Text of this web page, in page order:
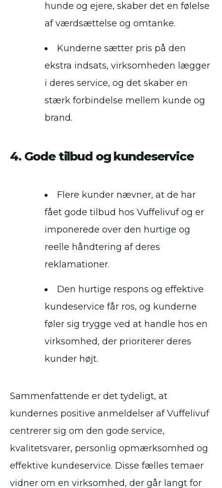
hunde og ejere, skaber det en følelse
af værdsættelse og omtanke.
Kunderne sætter pris på den
ekstra indsats, virksomheden lægger
i deres service, og det skaber en
stærk forbindelse mellem kunde og
brand.
4. Gode tilbud og kundeservice
Flere kunder nævner, at de har
fået gode tilbud hos Vuffelivuf og er
imponerede over den hurtige og
reelle håndtering af deres
reklamationer.
Den hurtige respons og effektive
kundeservice får ros, og kunderne
føler sig trygge ved at handle hos en
virksomhed, der prioriterer deres
kunder højt.
Sammenfattende er det tydeligt, at
kundernes positive anmeldelser af Vuffelivuf
centrerer sig om den gode service,
kvalitetsvarer, personlig opmærksomhed og
effektive kundeservice. Disse fælles temaer
vidner om en virksomhed, der går langt for